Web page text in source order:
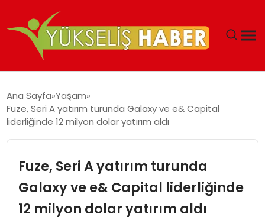
MALIYETLERINI AZALTIYOR’
Ana Sayfa Yaşam
Fuze, Seri A yatırım turunda Galaxy ve e& Capital
liderliğinde 12 milyon dolar yatırım aldı
Fuze, Seri A yatırım turunda
Galaxy ve e& Capital liderliğinde
12 milyon dolar yatırım aldı